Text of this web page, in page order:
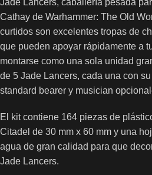
Cathay de Warhammer: The Old
curtidos son excelentes tropas de
que pueden apoyar rápidamente a
montarse como una sola unidad
de 5 Jade Lancers, cada una con
standard bearer y musician
El kit contiene 164 piezas de
Citadel de 30 mm x 60 mm y una
agua de gran calidad para que
Jade Lancers.